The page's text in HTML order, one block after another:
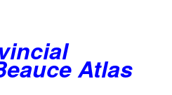
Atlas